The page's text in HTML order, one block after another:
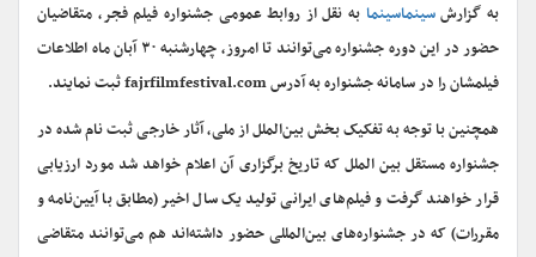
به گزارشسینماسینما به نقل از روابط عمومی جشنواره فیلم فجر، متقاضیان
حضور در این دوره جشنواره می‌توانند تا امروز، چهارشنبه ۳۰ آبان ماه اطلاعات
فیلمشان را در سامانه جشنواره به آدرس fajrfilmfestival.com ثبت نمایند.
همچنین با توجه به تفکیک بخش بین‌الملل از ملی، آثار خارجی ثبت نام شده در
جشنواره مستقل بین الملل که تاریخ برگزاری آن اعلام خواهد شد مورد ارزیابی
قرار خواهند گرفت و فیلم‌های ایرانی تولید یک سال اخیر (مطابق با آیین‌نامه و
مقررات) که در جشنواره‌های بین‌المللی حضور داشته‌اند هم می‌توانند متقاضی